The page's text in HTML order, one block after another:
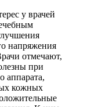
у врачей
напряжения
отмечают,
при
аппарата,
кожных